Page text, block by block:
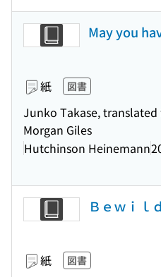
May you
紙 図書
Junko Takase,
Morgan Giles
Hutchinson Heinemann
Ｂｅｗｉｌ
紙 図書